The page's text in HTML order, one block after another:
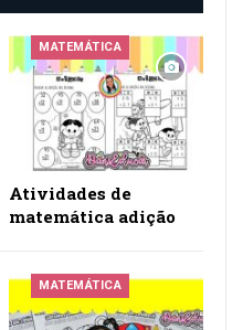
MATEMÁTICA
Atividades de
matemática adição
MATEMÁTICA